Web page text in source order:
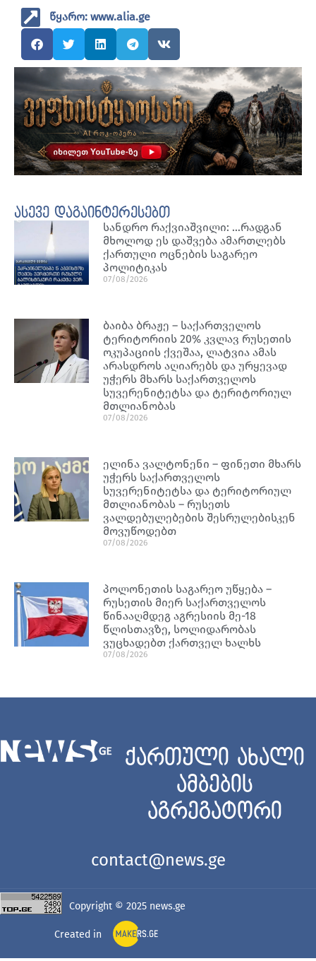
წყარო: www.alia.ge
ასევე დაგაინტერესებთ
სანდრო რაქვიაშვილი: …რადგან
მხოლოდ ეს დაშვება ამართლებს
ქართული ოცნების საგარეო
პოლიტიკას
07/08/2026
ბაიბა ბრაჟე – საქართველოს
ტერიტორიის 20% კვლავ რუსეთის
ოკუპაციის ქვეშაა, ლატვია ამას
არასდროს აღიარებს და ურყევად
უჭერს მხარს საქართველოს
სუვერენიტეტსა და ტერიტორიულ
მთლიანობას
07/08/2026
ელინა ვალტონენი – ფინეთი მხარს
უჭერს საქართველოს
სუვერენიტეტსა და ტერიტორიულ
მთლიანობას – რუსეთს
ვალდებულებების შესრულებისკენ
მოვუწოდებთ
07/08/2026
პოლონეთის საგარეო უწყება –
რუსეთის მიერ საქართველოს
წინააღმდეგ აგრესიის მე-18
წლისთავზე, სოლიდარობას
ვუცხადებთ ქართველ ხალხს
07/08/2026
ქართული ახალი
ამბების
აგრეგატორი
contact@news.ge
Copyright © 2025 news.ge
Created in